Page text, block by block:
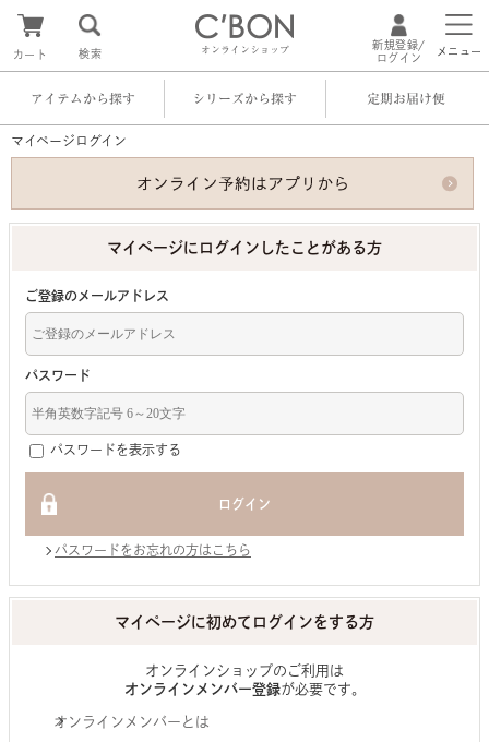
オンラインショップ
カート 検索
新規登録/
ログイン
メニュー
アイテムから探す シリーズから探す 定期お届け便
マイページログイン
マイページにログインしたことがある方
ご登録のメールアドレス
パスワード
パスワードを表示する
パスワードをお忘れの方はこちら
マイページに初めてログインをする方
オンラインショップのご利用は
オンラインメンバー登録が必要です。
オンラインメンバーとは